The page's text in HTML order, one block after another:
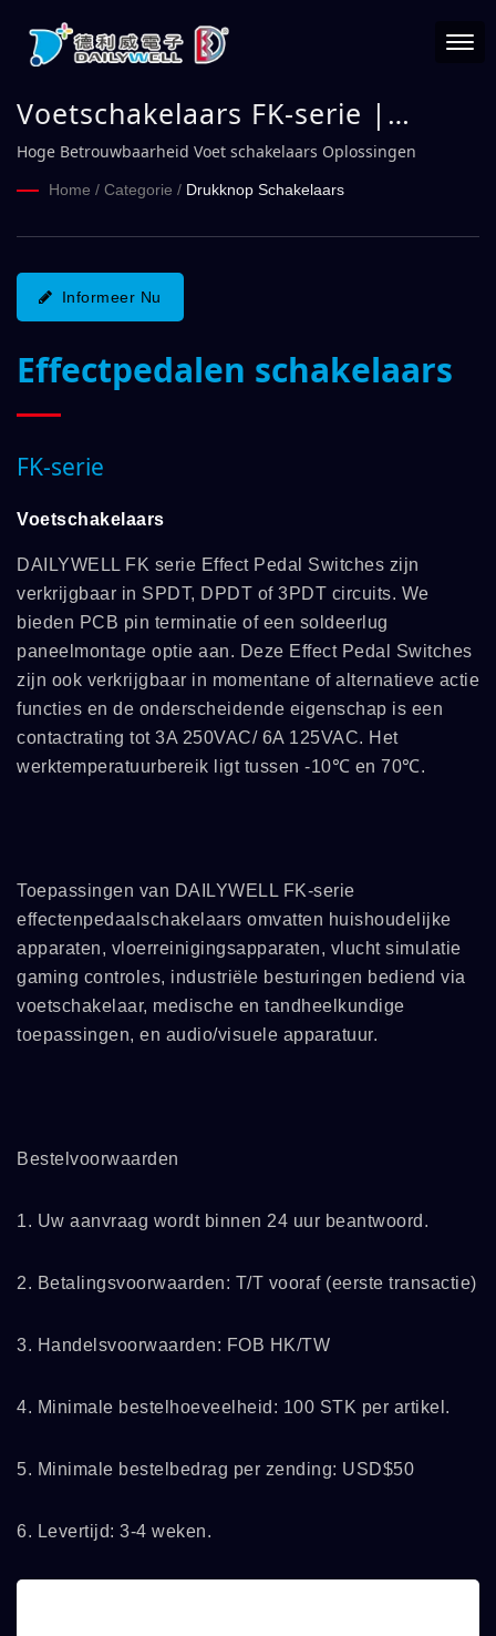
Voetschakelaars FK-serie |
DAILYWELL
Hoge Betrouwbaarheid Voet schakelaars Oplossingen
Home / Categorie / Drukknop Schakelaars
Informeer Nu
Effectpedalen schakelaars
FK-serie
Voetschakelaars
DAILYWELL FK serie Effect Pedal Switches zijn
verkrijgbaar in SPDT, DPDT of 3PDT circuits. We
bieden PCB pin terminatie of een soldeerlug
paneelmontage optie aan. Deze Effect Pedal Switches
zijn ook verkrijgbaar in momentane of alternatieve actie
functies en de onderscheidende eigenschap is een
contactrating tot 3A 250VAC/ 6A 125VAC. Het
werktemperatuurbereik ligt tussen -10℃ en 70℃.
Toepassingen van DAILYWELL FK-serie
effectenpedaalschakelaars omvatten huishoudelijke
apparaten, vloerreinigingsapparaten, vlucht simulatie
gaming controles, industriële besturingen bediend via
voetschakelaar, medische en tandheelkundige
toepassingen, en audio/visuele apparatuur.
Bestelvoorwaarden
1. Uw aanvraag wordt binnen 24 uur beantwoord.
2. Betalingsvoorwaarden: T/T vooraf (eerste transactie)
3. Handelsvoorwaarden: FOB HK/TW
4. Minimale bestelhoeveelheid: 100 STK per artikel.
5. Minimale bestelbedrag per zending: USD$50
6. Levertijd: 3-4 weken.